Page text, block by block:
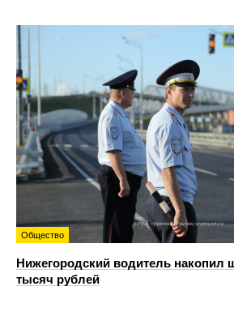
Общество
Нижегородский водитель накопил
тысяч рублей